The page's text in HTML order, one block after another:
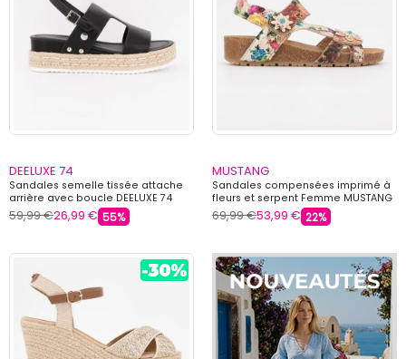
DEELUXE 74
Sandales semelle tissée attache
arrière avec boucle DEELUXE 74
59,99 €26,99 € 55%
MUSTANG
Sandales compensées imprimé à
fleurs et serpent Femme MUSTANG
69,99 €53,99 € 22%